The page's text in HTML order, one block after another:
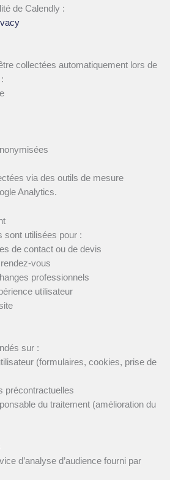
de Calendly :
collectées automatiquement lors de
via des outils de mesure
Analytics.
sont utilisées pour :
de contact ou de devis
vous
professionnels
utilisateur
sur :
(formulaires, cookies, prise de
précontractuelles
du traitement (amélioration du
d’analyse d’audience fourni par